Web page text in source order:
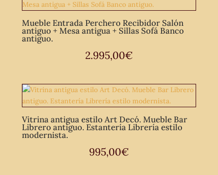
Mueble Entrada Perchero Recibidor Salón
antiguo + Mesa antigua + Sillas Sofá Banco
antiguo.
2.995,00€
Vitrina antigua estilo Art Decó. Mueble Bar
Librero antiguo. Estantería Librería estilo
modernista.
995,00€